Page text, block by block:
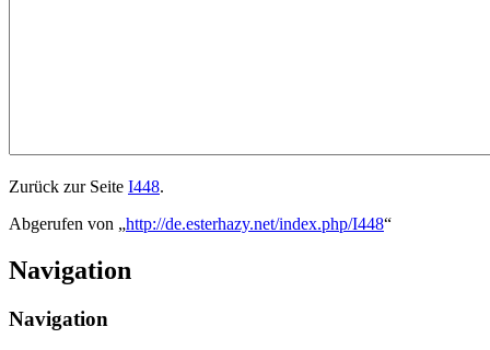
Zurück zur Seite I448.
Abgerufen von „http://de.esterhazy.net/index.php/I448“
Navigation
Navigation